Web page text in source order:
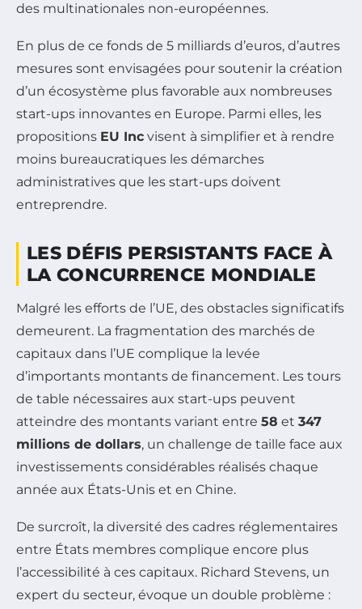
des multinationales non-européennes.
En plus de ce fonds de 5 milliards d’euros, d’autres
mesures sont envisagées pour soutenir la création
d’un écosystème plus favorable aux nombreuses
start-ups innovantes en Europe. Parmi elles, les
propositions EU Inc visent à simplifier et à rendre
moins bureaucratiques les démarches
administratives que les start-ups doivent
entreprendre.
LES DÉFIS PERSISTANTS FACE À
LA CONCURRENCE MONDIALE
Malgré les efforts de l’UE, des obstacles significatifs
demeurent. La fragmentation des marchés de
capitaux dans l’UE complique la levée
d’importants montants de financement. Les tours
de table nécessaires aux start-ups peuvent
atteindre des montants variant entre 58 et 347
millions de dollars, un challenge de taille face aux
investissements considérables réalisés chaque
année aux États-Unis et en Chine.
De surcroît, la diversité des cadres réglementaires
entre États membres complique encore plus
l’accessibilité à ces capitaux. Richard Stevens, un
expert du secteur, évoque un double problème :